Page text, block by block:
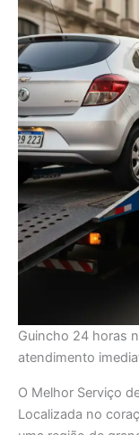
Guincho 24 horas
atendimento
O Melhor Serviço
Localizada no